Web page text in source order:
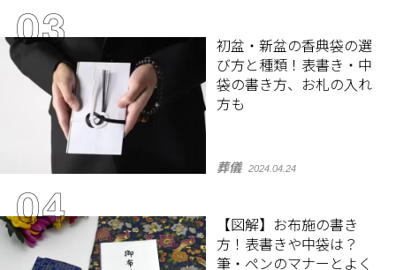
初盆・新盆の香典袋の選
び方と種類！表書き・中
袋の書き方、お札の入れ
方も
葬儀 2024.04.24
【図解】お布施の書き
方！表書きや中袋は？
筆・ペンのマナーとよく